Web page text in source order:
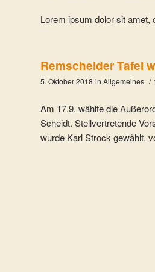
Lorem ipsum dolor sit
Remscheider Tafel
5. Oktober 2018 in Allgemeines /
Am 17.9. wählte die
Scheidt. Stellvertretende
wurde Karl Strock gewählt.